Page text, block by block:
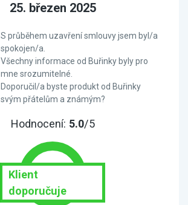
25. březen 2025
S průběhem uzavření smlouvy jsem byl/a
spokojen/a.
Všechny informace od Buřinky byly pro
mne srozumitelné.
Doporučil/a byste produkt od Buřinky
svým přátelům a známým?
Hodnocení: 5.0/5
Klient
doporučuje